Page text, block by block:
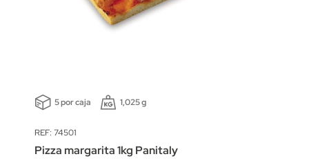
5 por caja 1,025 g
REF: 74501
Pizza margarita 1kg Panitaly